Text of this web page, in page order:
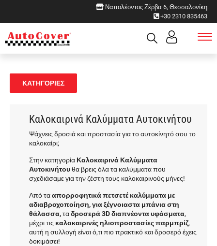
Ναπολέοντος Ζέρβα 6, Θεσσαλονίκη
+30 2310 835463
ΚΑΤΗΓΟΡΙΕΣ
Καλοκαιρινά Καλύμματα Αυτοκινήτου
Ψάχνεις δροσιά και προστασία για το αυτοκίνητό σου το
καλοκαίρι;
Στην κατηγορία Καλοκαιρινά Καλύμματα
Αυτοκινήτουθα βρεις όλα τα καλύμματα που
σχεδιάσαμε για την ζέστη τους καλοκαιρινούς μήνες!
Από τααπορροφητικά πετσετέ καλύμματα με
αδιαβροχοποίηση, για ξέγνοιαστα μπάνια στη
θάλασσα,ταδροσερά 3D διαπνέοντα υφάσματα,
μέχρι τις καλοκαιρινές ηλιοπροστασίες παρμπρίζ,
αυτή η συλλογή είναι ό,τι πιο πρακτικό και δροσερό έχεις
δοκιμάσει!